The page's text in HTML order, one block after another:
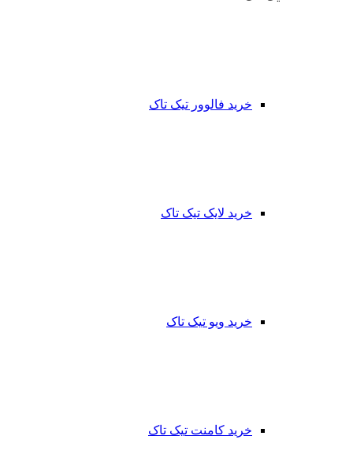
خرید فالوور تیک تاک
خرید لایک تیک تاک
خرید ویو تیک تاک
خرید کامنت تیک تاک